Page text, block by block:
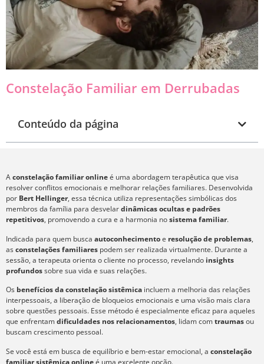
Constelação Familiar em Derrubadas
Conteúdo da página
Aconstelação familiar onlineé uma abordagem terapêutica que visa
resolver conflitos emocionais e melhorar relações familiares. Desenvolvida
por Bert Hellinger, essa técnica utiliza representações simbólicas dos
membros da família para desvelardinâmicas ocultas e padrões
repetitivos, promovendo a cura e a harmonia nosistema familiar.
Indicada para quem busca autoconhecimentoe resolução de problemas,
asconstelações familiares podem ser realizada virtualmente. Durante a
sessão, a terapeuta orienta o cliente no processo, revelando insights
profundossobre sua vida e suas relações.
Os benefícios da constelação sistêmica incluem a melhoria das relações
interpessoais, a liberação de bloqueios emocionais e uma visão mais clara
sobre questões pessoais. Esse método é especialmente eficaz para aqueles
que enfrentamdificuldades nos relacionamentos, lidam comtraumasou
buscam crescimento pessoal.
Se você está em busca de equilíbrio e bem-estar emocional, a constelação
familiar sistêmica onlineé uma excelente opção.